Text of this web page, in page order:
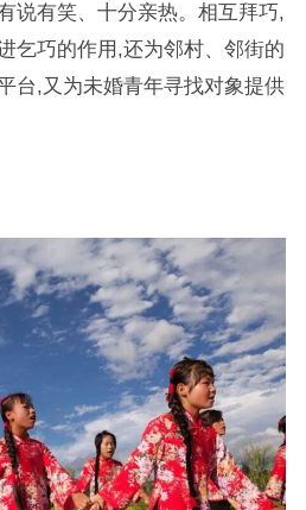
说有笑、十分亲热。相互拜巧,
乞巧的作用,还为邻村、邻街的
台,又为未婚青年寻找对象提供